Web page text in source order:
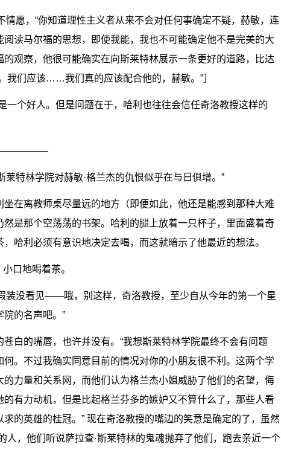
情愿，“你知道理性主义者从来不会对任何事确定不疑，赫敏，连
读马尔福的思想，即使我能，我也不可能确定他不是完美的大
观察，他很可能确实在向斯莱特林展示一条更好的道路，比达
我们应该……我们真的应该配合他的，赫敏。”］
一个好人。但是问题在于，哈利也往往会信任奇洛教授这样的
莱特林学院对赫敏·格兰杰的仇恨似乎在与日俱增。”
在离教师桌尽量远的地方（即便如此，他还是能感到那种大难
然是那个空荡荡的书架。哈利的腿上放着一只杯子，里面盛着奇
哈利必须有意识地决定去喝，而这就暗示了他最近的想法。
口地喝着茶。
装没看见——哦，别这样，奇洛教授，至少自从今年的第一个星
的名声吧。”
白的嘴唇，也许并没有。“我想斯莱特林学院最终不会有问题
。不过我确实同意目前的情况对你的小朋友很不利。这两个学
力量和关系网，而他们认为格兰杰小姐威胁了他们的名望，侮
有力动机，但是比起格兰芬多的嫉妒又不算什么了，那些人看
的英雄的桂冠。” 现在奇洛教授的嘴边的笑意是确定的了，虽然
人，他们听说萨拉查·斯莱特林的鬼魂抛弃了他们，跑去亲近一个